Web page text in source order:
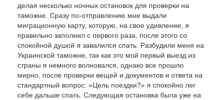
делая несколько ночных остановок для проверки на
таможне. Сразу по-отправлению мне выдали
миграционную карту, которую, на свое удивление, я
правильно заполнил с первого раза, после этого со
спокойной душой я завалился спать. Разбудили меня на
Украинской таможне, так как это мой первый выезд из
страны я немного волновался, однако все прошло
мирно, после проверки вещей и документов и ответа на
стандартный вопрос: «Цель поездки?» я спокойно лег
себе дальше спать. Следующая остановка была уже на